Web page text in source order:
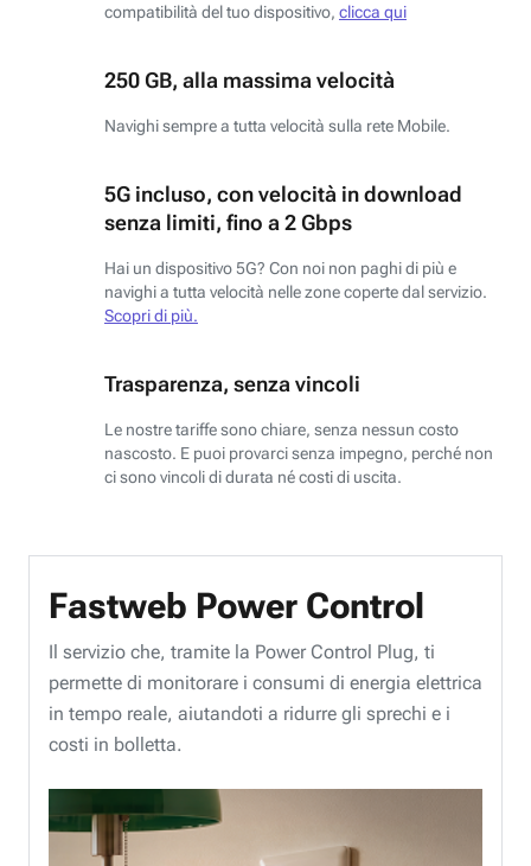
compatibilità del tuo dispositivo, clicca qui
250 GB, alla massima velocità
Navighi sempre a tutta velocità sulla rete Mobile.
5G incluso, con velocità in download
senza limiti, fino a 2 Gbps
Hai un dispositivo 5G? Con noi non paghi di più e
navighi a tutta velocità nelle zone coperte dal servizio.
Scopri di più.
Trasparenza, senza vincoli
Le nostre tariffe sono chiare, senza nessun costo
nascosto. E puoi provarci senza impegno, perché non
ci sono vincoli di durata né costi di uscita.
Fastweb Power Control
Il servizio che, tramite la Power Control Plug, ti
permette di monitorare i consumi di energia elettrica
in tempo reale, aiutandoti a ridurre gli sprechi e i
costi in bolletta.